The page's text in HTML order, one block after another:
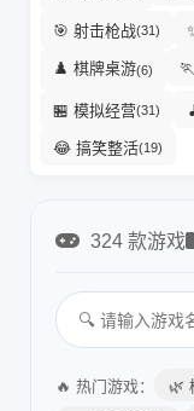
🎯 射击枪战(31)
♟️ 棋牌桌游(6)
🏪 模拟经营(31)
😂 搞笑整活(19)
324 款游戏
🔥 热门游戏： 🌿